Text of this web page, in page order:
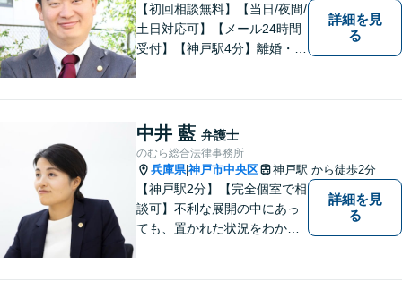
【初回相談無料】【当日/夜間/
土日対応可】【メール24時間
受付】【神戸駅4分】離婚・男
目指します。どんなささいな
事でも、お気軽にご相談くだ
さい。
詳細を見
る
中井 藍 弁護士
のむら総合法律事務所
兵庫県|神戸市中央区 神戸駅 から徒歩2分
【神戸駅2分】【完全個室で相
談可】不利な展開の中にあっ
ても、置かれた状況をわかり
詳細を見
る